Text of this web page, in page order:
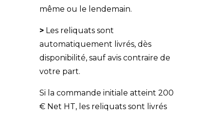
même ou le lendemain.
> Les reliquats sont
automatiquement livrés, dès
disponibilité, sauf avis contraire de
votre part.
Si la commande initiale atteint 200
€ Net HT, les reliquats sont livrés